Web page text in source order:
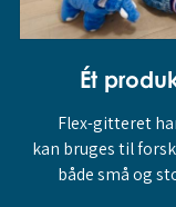
Ét
Flex-gitteret
kan bruges til
både små og